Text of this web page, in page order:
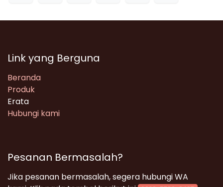
Link yang Berguna
Beranda
Produk
Erata
Hubungi kami
Pesanan Bermasalah?
Jika pesanan bermasalah, segera hubungi WA